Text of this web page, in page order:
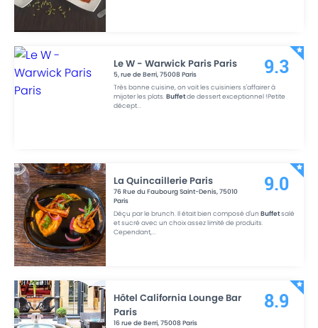
Le W - Warwick Paris Paris
5, rue de Berri,75008 Paris
Très bonne cuisine, on voit les cuisiniers s'affairer à
mijoter les plats.Buffetde dessert exceptionnel !Petite
décept...
9.3
La Quincaillerie Paris
76 Rue du Faubourg Saint-Denis,75010
Paris
Déçu par le brunch. Il était bien composé d'unBuffetsalé
et sucré avec un choix assez limité de produits.
Cependant,...
9.0
Hôtel California Lounge Bar
Paris
16 rue de Berri,75008 Paris
8.9